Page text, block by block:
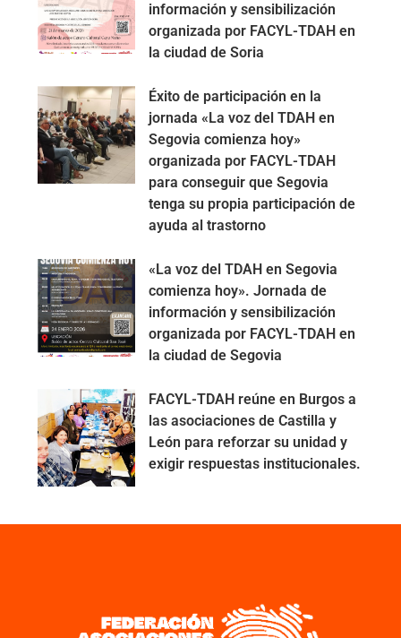
información y sensibilización
organizada por FACYL-TDAH en
la ciudad de Soria
Éxito de participación en la
jornada «La voz del TDAH en
Segovia comienza hoy»
organizada por FACYL-TDAH
para conseguir que Segovia
tenga su propia participación de
ayuda al trastorno
«La voz del TDAH en Segovia
comienza hoy». Jornada de
información y sensibilización
organizada por FACYL-TDAH en
la ciudad de Segovia
FACYL-TDAH reúne en Burgos a
las asociaciones de Castilla y
León para reforzar su unidad y
exigir respuestas institucionales.